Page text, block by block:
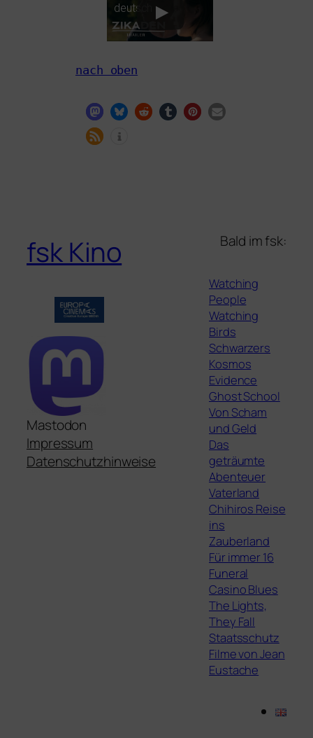
deutsch
nach oben
fsk Kino
Mastodon
Impressum
Datenschutzhinweise
Bald im fsk:
Watching
People
Watching
Birds
Schwarzers
Kosmos
Evidence
Ghost School
Von Scham
und Geld
Das
geträumte
Abenteuer
Vaterland
Chihiros Reise
ins
Zauberland
Für immer 16
Funeral
Casino Blues
The Lights,
They Fall
Staatsschutz
Filme von Jean
Eustache